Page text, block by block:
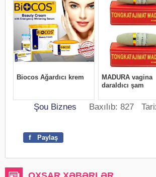
Şou Biznes Baxılıb: 827
f Paylaş